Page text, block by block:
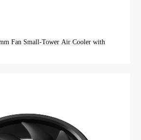
Fan Small-Tower Air Cooler with